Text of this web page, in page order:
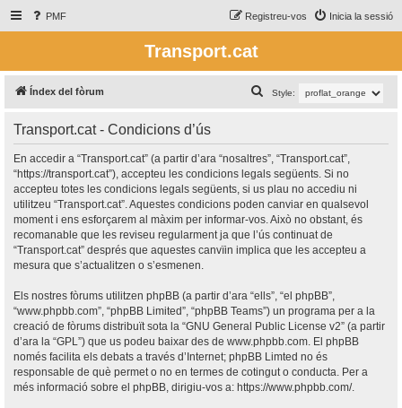
PMF Inicia la sessió
Registreu-vos
Transport.cat
Índex del fòrum Style:
e
c
a
Transport.cat - Condicions d’ús
En accedir a “Transport.cat” (a partir d’ara “nosaltres”, “Transport.cat”,
“https://transport.cat”), accepteu les condicions legals següents. Si no
accepteu totes les condicions legals següents, si us plau no accediu ni
utilitzeu “Transport.cat”. Aquestes condicions poden canviar en qualsevol
moment i ens esforçarem al màxim per informar-vos. Això no obstant, és
recomanable que les reviseu regularment ja que l’ús continuat de
“Transport.cat” després que aquestes canvïin implica que les accepteu a
mesura que s’actualitzen o s’esmenen.
Els nostres fòrums utilitzen phpBB (a partir d’ara “ells”, “el phpBB”,
“www.phpbb.com”, “phpBB Limited”, “phpBB Teams”) un programa per a la
creació de fòrums distribuït sota la “GNU General Public License v2” (a partir
d’ara la “GPL”) que us podeu baixar des de www.phpbb.com . El phpBB
només facilita els debats a través d’Internet; phpBB Limted no és
responsable de què permet o no en termes de cotingut o conducta. Per a
més informació sobre el phpBB, dirigiu-vos a: https://www.phpbb.com/.